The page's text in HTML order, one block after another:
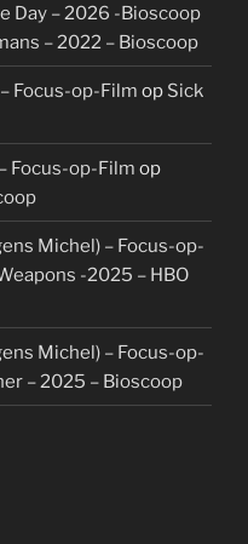
Day – 2026 -Bioscoop
– 2022 – Bioscoop
Focus-op-Film op Sick
Focus-op-Film op
Michel) – Focus-op-
-2025 – HBO
Michel) – Focus-op-
– 2025 – Bioscoop